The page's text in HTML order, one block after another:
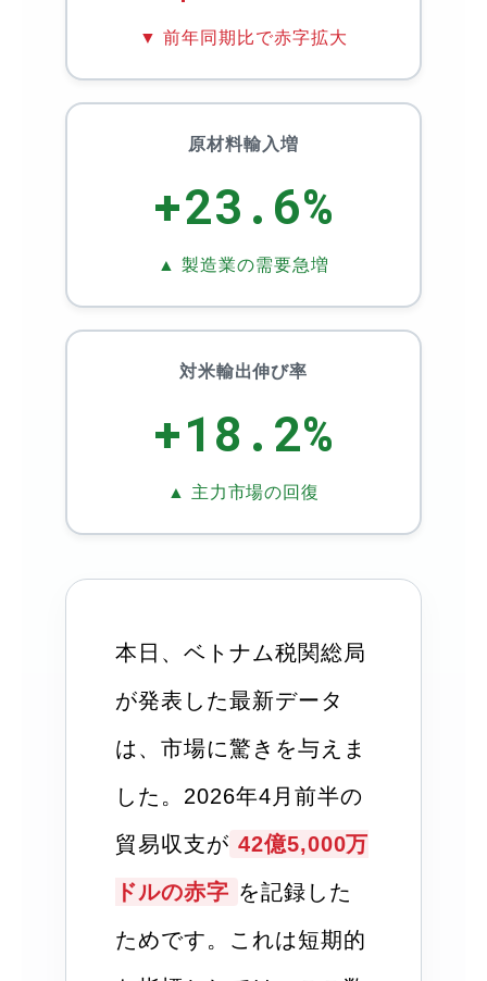
▼ 前年同期比で赤字拡大
原材料輸入増
+23.6%
▲ 製造業の需要急増
対米輸出伸び率
+18.2%
▲ 主力市場の回復
本日、ベトナム税関総局
が発表した最新データ
は、市場に驚きを与えま
した。2026年4月前半の
貿易収支が 42億5,000万
ドルの赤字 を記録した
ためです。これは短期的